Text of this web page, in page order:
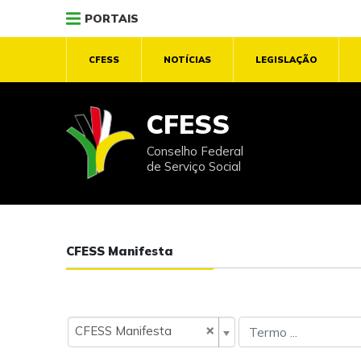
PORTAIS
CFESS NOTÍCIAS LEGISLAÇÃO
CFESS
Conselho Federal
de Serviço Social
CFESS Manifesta
×
CFESS Manifesta